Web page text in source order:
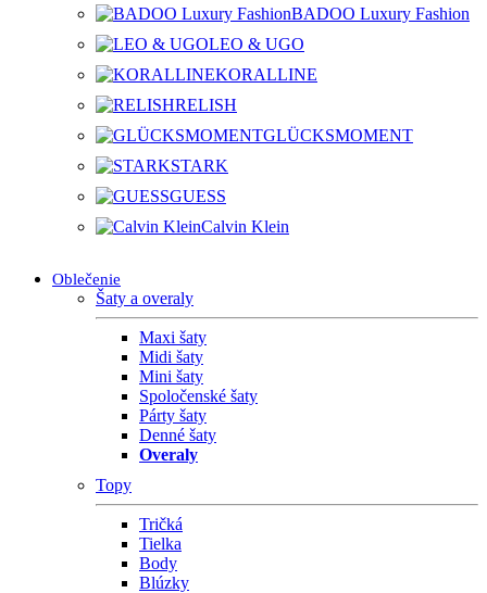
BADOO Luxury Fashion
LEO & UGO
KORALLINE
RELISH
GLÜCKSMOMENT
STARK
GUESS
Calvin Klein
Oblečenie
Šaty a overaly
Maxi šaty
Midi šaty
Mini šaty
Spoločenské šaty
Párty šaty
Denné šaty
Overaly
Topy
Tričká
Tielka
Body
Blúzky